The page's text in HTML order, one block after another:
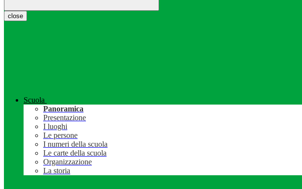
close
Scuola
Panoramica
Presentazione
I luoghi
Le persone
I numeri della scuola
Le carte della scuola
Organizzazione
La storia